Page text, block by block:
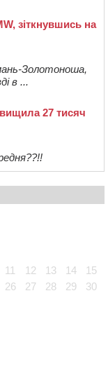
зіткнувшись на
Золотоноша,
в ...
27 тисяч
11 12 13 14
15
26 27 28 29
30